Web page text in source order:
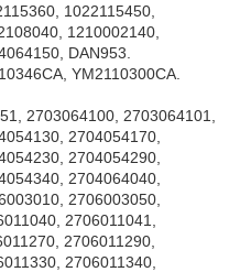
1022115450,
1210002140,
DAN953.
YM2110300CA.
2703064100, 2703064101,
2704054170,
2704054290,
2704064040,
2706003050,
2706011041,
2706011290,
2706011340,